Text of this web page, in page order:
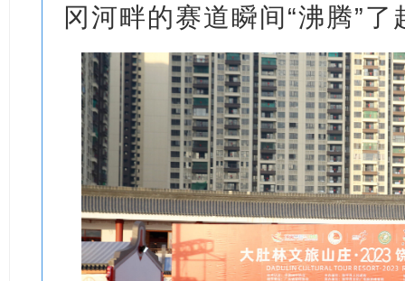
冈河畔的赛道瞬间“沸腾”了